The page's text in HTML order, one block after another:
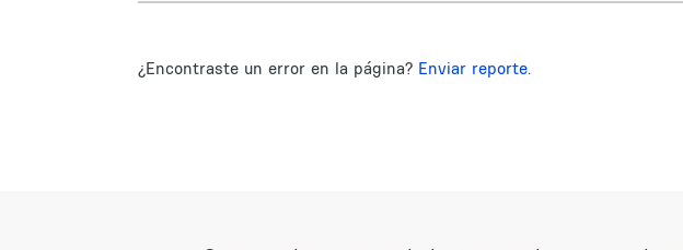
¿Encontraste un error en la página? Enviar reporte.